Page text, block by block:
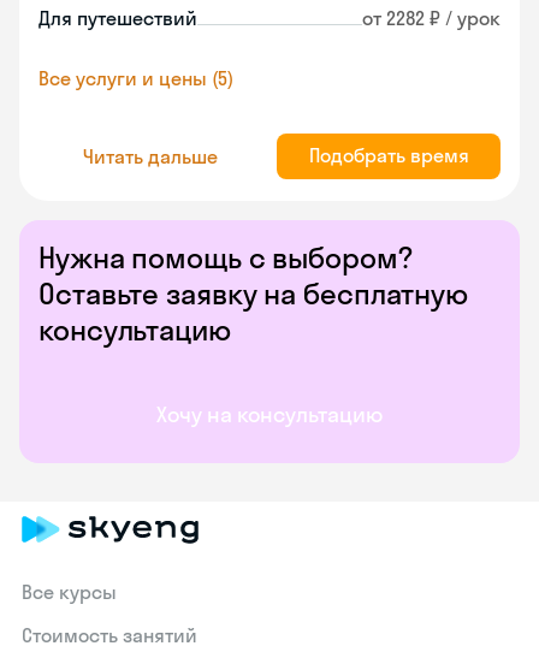
Нужна помощь с выбором?
Оставьте заявку на бесплатную
консультацию
Хочу на консультацию
Для путешествий от 2282 ₽ / урок
Все услуги и цены (5)
Читать дальше Подобрать время
Все курсы
Стоимость занятий